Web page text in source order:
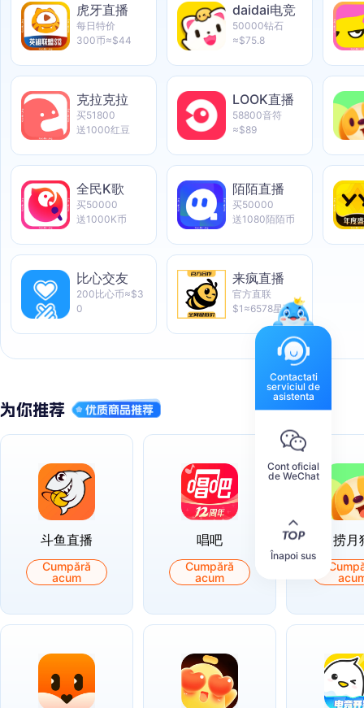
虎牙直播
每日特价
300币≈$44
daidai电竞
50000钻石
≈$75.8
克拉克拉
买51800
送1000红豆
LOOK直播
58800音符
≈$89
全民K歌
买50000
送1000K币
陌陌直播
买50000
送1080陌陌币
比心交友
200比心币≈$3
0
来疯直播
官方直联
$1≈6578星币
斗鱼直播
Cumpără
acum
唱吧
Cumpără
acum
捞月
Contactati
serviciul de
asistenta
Cont oficial
de WeChat
Înapoi sus